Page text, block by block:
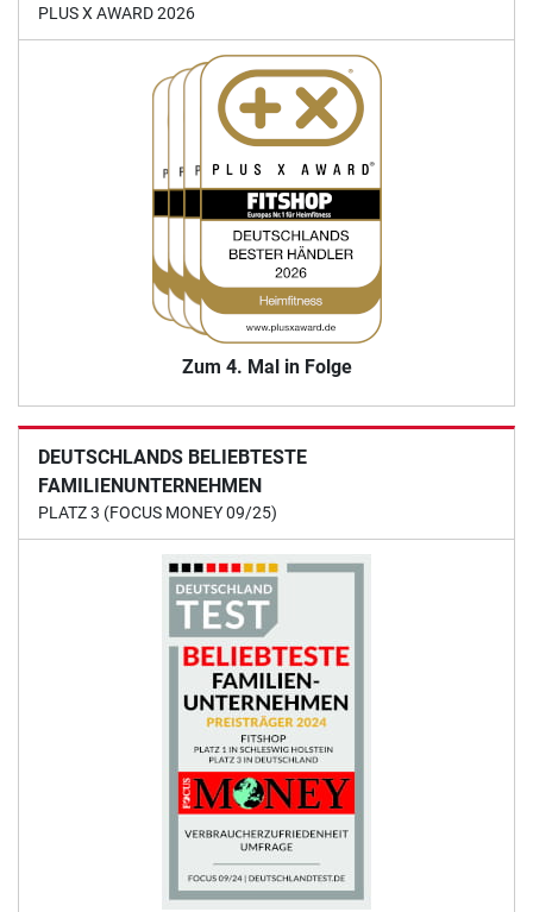
PLUS X AWARD 2026
Zum 4. Mal in Folge
DEUTSCHLANDS BELIEBTESTE
FAMILIENUNTERNEHMEN
PLATZ 3 (FOCUS MONEY 09/25)